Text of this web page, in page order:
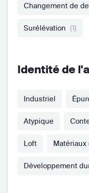
Changement de
Surélévation (1)
Identité de
Industriel
Atypique
Loft Matériaux
Développement